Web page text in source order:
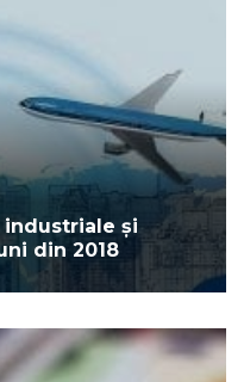
și
din 2018